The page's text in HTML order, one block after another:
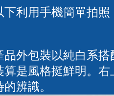
下利用手機簡單拍
品外包裝以純白系
算是風格挺鮮明。
的辨識。